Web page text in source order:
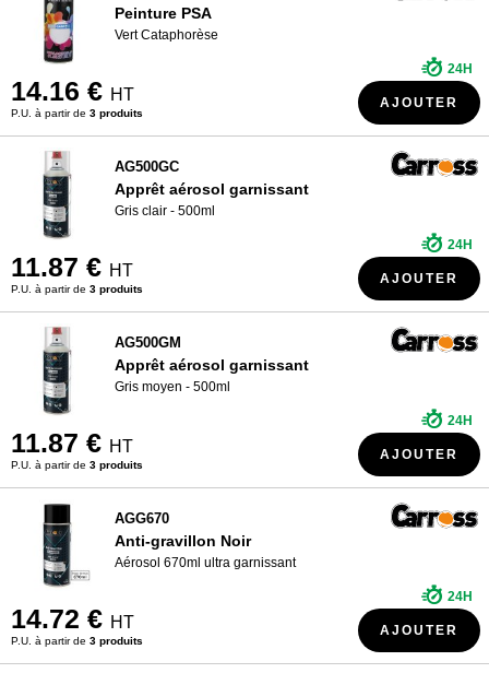
Peinture PSA
Vert Cataphorèse
14.16 € HT
P.U. à partir de 3 produits
24H
AJOUTER
AG500GC
Apprêt aérosol garnissant
Gris clair - 500ml
11.87 € HT
P.U. à partir de 3 produits
24H
AJOUTER
AG500GM
Apprêt aérosol garnissant
Gris moyen - 500ml
11.87 € HT
P.U. à partir de 3 produits
24H
AJOUTER
AGG670
Anti-gravillon Noir
Aérosol 670ml ultra garnissant
14.72 € HT
P.U. à partir de 3 produits
24H
AJOUTER